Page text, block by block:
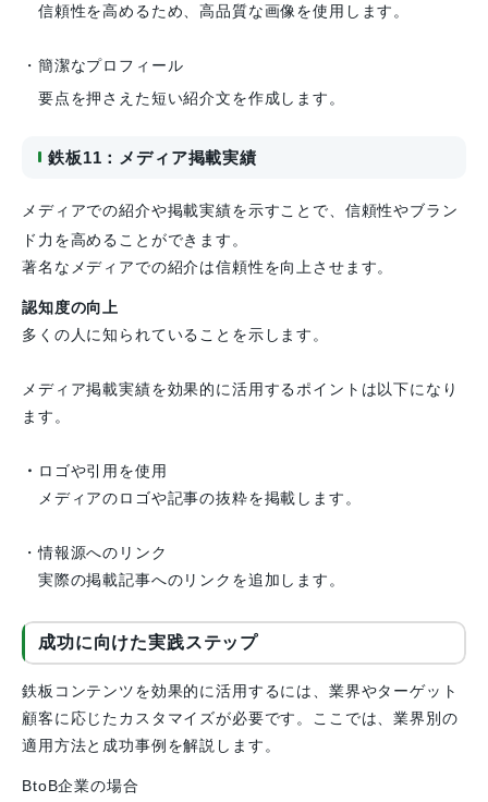
信頼性を高めるため、高品質な画像を使用します。
・簡潔なプロフィール
要点を押さえた短い紹介文を作成します。
鉄板11：メディア掲載実績
メディアでの紹介や掲載実績を示すことで、信頼性やブラン
ド力を高めることができます。
著名なメディアでの紹介は信頼性を向上させます。
認知度の向上
多くの人に知られていることを示します。
メディア掲載実績を効果的に活用するポイントは以下になり
ます。
・ ロゴや引用を使用
メディアのロゴや記事の抜粋を掲載します。
・情報源へのリンク
実際の掲載記事へのリンクを追加します。
成功に向けた実践ステップ
鉄板コンテンツを効果的に活用するには、業界やターゲット
顧客に応じたカスタマイズが必要です。ここでは、業界別の
適用方法と成功事例を解説します。
BtoB企業の場合